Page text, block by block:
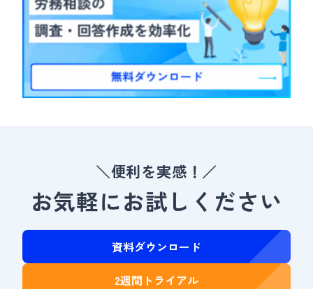
＼便利を実感！／
お気軽にお試しください
資料ダウンロード
2週間トライアル